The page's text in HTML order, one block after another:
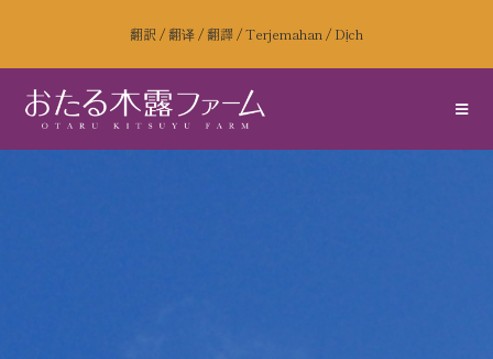
翻訳 /翻译 /翻譯 /Terjemahan / Dịch